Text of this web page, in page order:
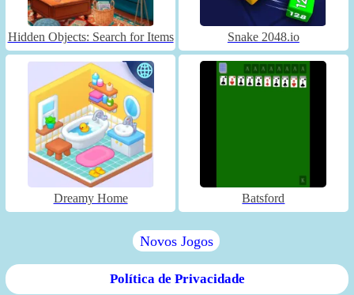
Hidden Objects: Search for Items Snake 2048.io
Dreamy Home Batsford
Novos Jogos
Política de Privacidade